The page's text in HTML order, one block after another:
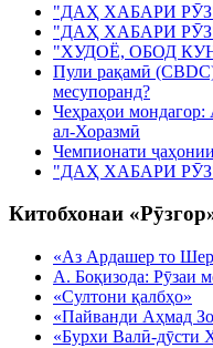
"ДАҲ ХАБАРИ РӮЗ" |
"ДАҲ ХАБАРИ РӮЗ" |
"ХУДОЁ, ОБОД
Пули рақамӣ
месупоранд?
Чеҳраҳои
ал-Хоразмӣ
Чемпионати
"ДАҲ ХАБАРИ РӮЗ" |
Китобхонаи
«Аз Ардашер то
А. Боқизода: Рӯзаи
«Султони қалбҳо»
«Пайванди Аҳмад
«Бурхи Валӣ-дӯсти